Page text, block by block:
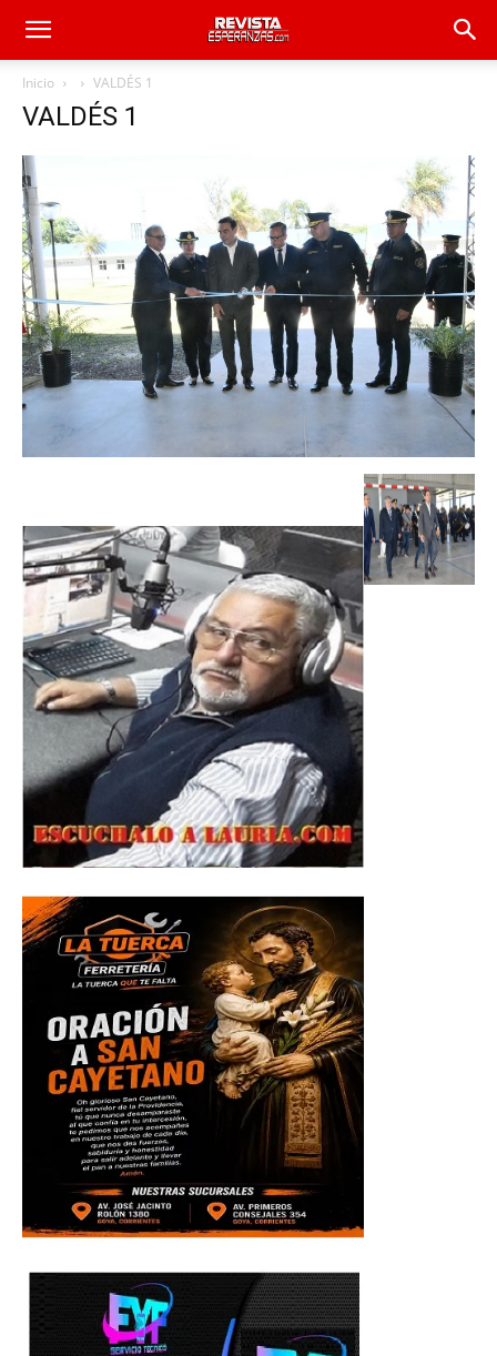
Inicio VALDÉS 1
VALDÉS 1